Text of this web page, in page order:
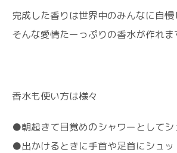
完成した香りは世界中のみんなに自慢
そんな愛情たーっぷりの香水が作れま
香水も使い方は様々
●朝起きて目覚めのシャワーとしてシ
●出かけるときに手首や足首にシュッ